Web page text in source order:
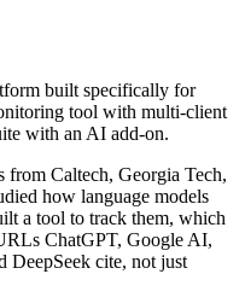
built specifically for
tool with multi-client
with an AI add-on.
from Caltech, Georgia Tech,
how language models
a tool to track them, which
ChatGPT, Google AI,
DeepSeek cite, not just